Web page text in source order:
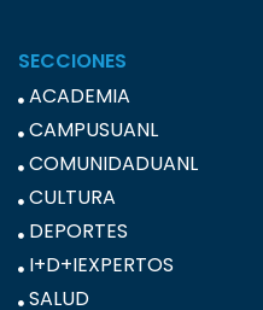
SECCIONES
ACADEMIA
CAMPUSUANL
COMUNIDADUANL
CULTURA
DEPORTES
I+D+IEXPERTOS
SALUD